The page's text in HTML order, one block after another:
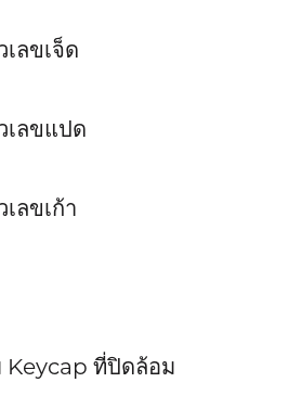
ลขเจ็ด
เลขแปด
ลขเก้า
Keycap ที่ปิดล้อม